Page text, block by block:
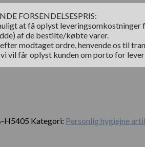
FORSENDELSESPRIS:
at få oplyst leveringsomkostninger
af de bestilte/købte varer.
modtaget ordre, henvende os til
vil får oplyst kunden om porto for
H5405 Kategori: Personlig hygiejne